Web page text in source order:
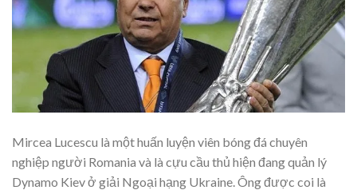
Mircea Lucescu là một huấn luyện viên bóng đá chuyên
nghiệp người Romania và là cựu cầu thủ hiện đang quản lý
Dynamo Kiev ở giải Ngoại hạng Ukraine. Ông được coi là